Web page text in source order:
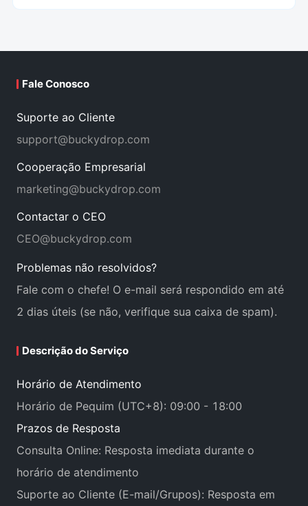
Fale Conosco
Suporte ao Cliente
support@buckydrop.com
Cooperação Empresarial
marketing@buckydrop.com
Contactar o CEO
CEO@buckydrop.com
Problemas não resolvidos?
Fale com o chefe! O e-mail será respondido em até
2 dias úteis (se não, verifique sua caixa de spam).
Descrição do Serviço
Horário de Atendimento
Horário de Pequim (UTC+8): 09:00 - 18:00
Prazos de Resposta
Consulta Online: Resposta imediata durante o
horário de atendimento
Suporte ao Cliente (E-mail/Grupos): Resposta em